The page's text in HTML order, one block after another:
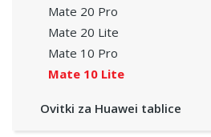
Mate 20 Pro
Mate 20 Lite
Mate 10 Pro
Mate 10 Lite
Ovitki za Huawei tablice